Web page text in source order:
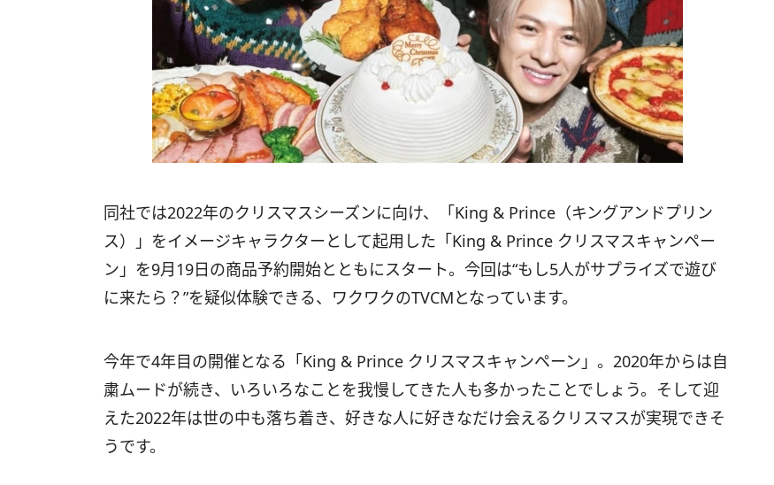
同社では2022年のクリスマスシーズンに向け、「King & Prince（キングアンドプリン
ス）」をイメージキャラクターとして起用した「King & Prince クリスマスキャンペー
ン」を9月19日の商品予約開始とともにスタート。今回は“もし5人がサプライズで遊び
に来たら？”を疑似体験できる、ワクワクのTVCMとなっています。
今年で4年目の開催となる「King & Prince クリスマスキャンペーン」。2020年からは自
粛ムードが続き、いろいろなことを我慢してきた人も多かったことでしょう。そして迎
えた2022年は世の中も落ち着き、好きな人に好きなだけ会えるクリスマスが実現できそ
うです。